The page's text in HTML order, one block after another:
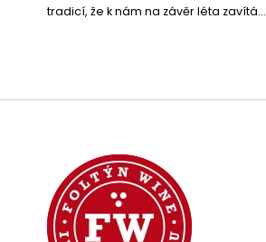
tradicí, že k nám na závěr léta zavítá...